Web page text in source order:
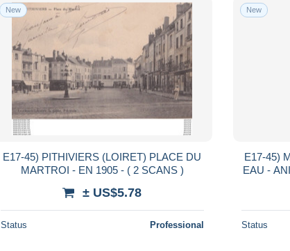
New
E17-45) PITHIVIERS (LOIRET) PLACE DU
MARTROI - EN 1905 - ( 2 SCANS )
± US$5.78
Status Professional
New
E17-45)
EAU -
Status